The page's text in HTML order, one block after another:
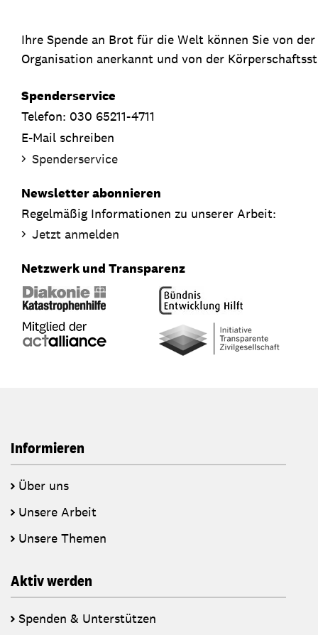
Ihre Spende an Brot für die Welt können Sie von
Organisation anerkannt und von der
Spenderservice
Telefon: 030 65211-4711
E-Mail schreiben
Spenderservice
Newsletter abonnieren
Regelmäßig Informationen zu unserer Arbeit:
Jetzt anmelden
Netzwerk und Transparenz
Informieren
Über uns
Unsere Arbeit
Unsere Themen
Aktiv werden
Spenden & Unterstützen